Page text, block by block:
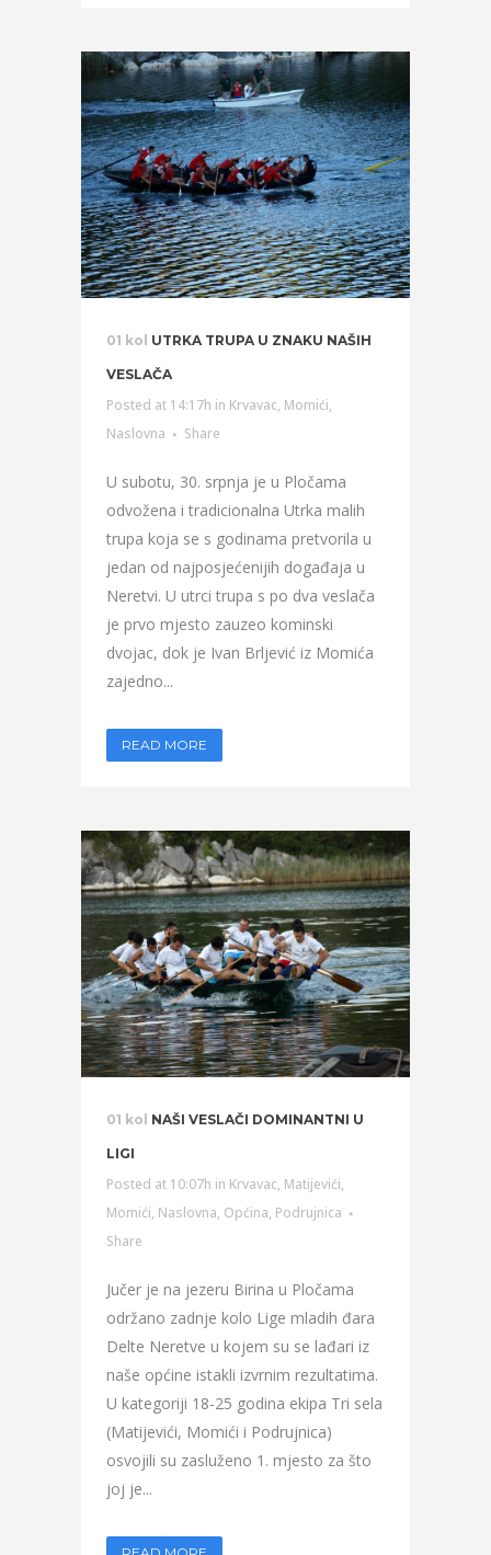
01 kol UTRKA TRUPA U ZNAKU NAŠIH
VESLAČA
Posted at 14:17h in Krvavac, Momići,
Naslovna
Share
U subotu, 30. srpnja je u Pločama
odvožena i tradicionalna Utrka malih
trupa koja se s godinama pretvorila u
jedan od najposjećenijih događaja u
Neretvi. U utrci trupa s po dva veslača
je prvo mjesto zauzeo kominski
dvojac, dok je Ivan Brljević iz Momića
zajedno...
READ MORE
01 kol NAŠI VESLAČI DOMINANTNI U
LIGI
Posted at 10:07h in Krvavac, Matijevići,
Momići, Naslovna, Općina, Podrujnica
Share
Jučer je na jezeru Birina u Pločama
održano zadnje kolo Lige mladih đara
Delte Neretve u kojem su se lađari iz
naše općine istakli izvrnim rezultatima.
U kategoriji 18-25 godina ekipa Tri sela
(Matijevići, Momići i Podrujnica)
osvojili su zasluženo 1. mjesto za što
joj je...